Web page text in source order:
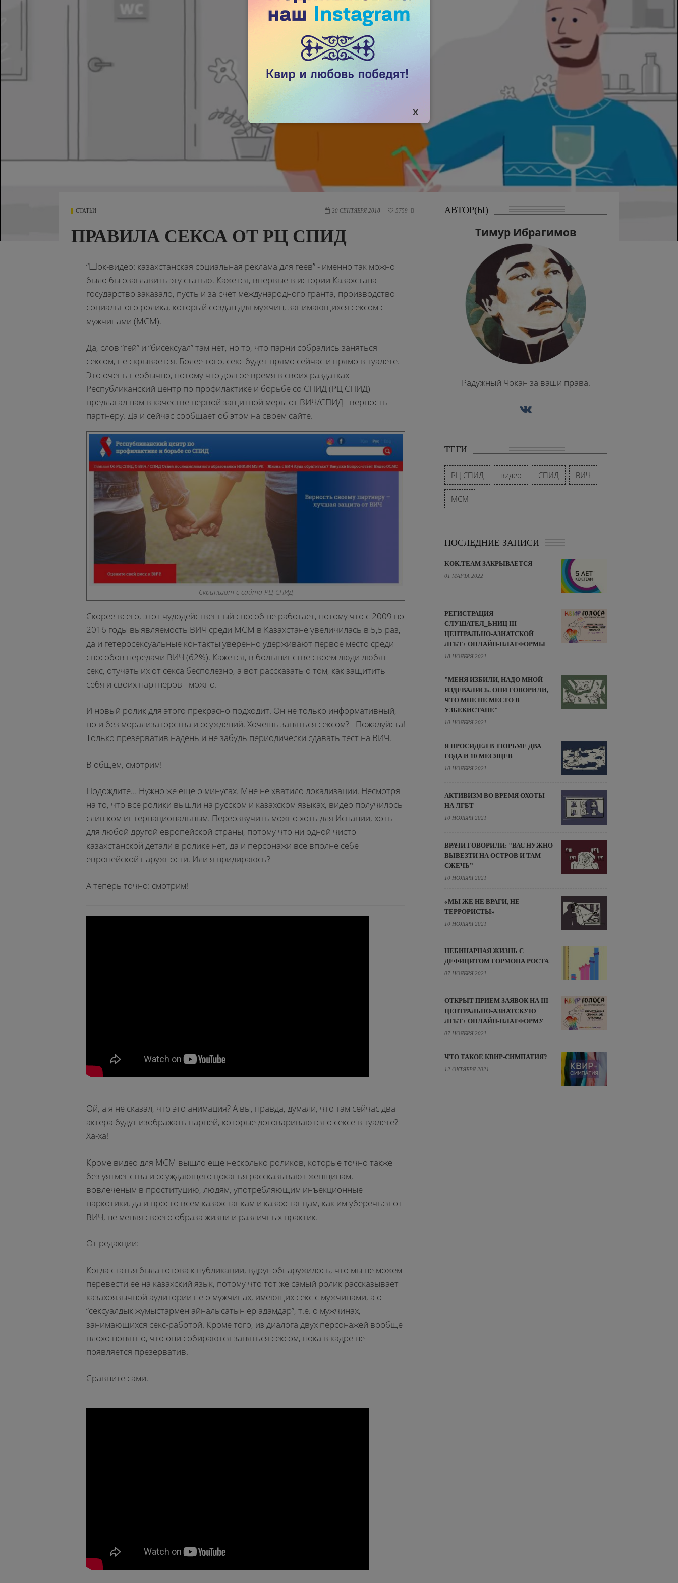
СТАТЬИ 20 СЕНТЯБРЯ 2018 5759 
ПРАВИЛА СЕКСА ОТ РЦ СПИД
“Шок-видео: казахстанская социальная реклама для геев” - именно так можно
было бы озаглавить эту статью. Кажется, впервые в истории Казахстана
государство заказало, пусть и за счет международного гранта, производство
социального ролика, который создан для мужчин, занимающихся сексом с
мужчинами (МСМ).
Да, слов “гей” и “бисексуал” там нет, но то, что парни собрались заняться
сексом, не скрывается. Более того, секс будет прямо сейчас и прямо в туалете.
Это очень необычно, потому что долгое время в своих раздатках
Республиканский центр по профилактике и борьбе со СПИД (РЦ СПИД)
предлагал нам в качестве первой защитной меры от ВИЧ/СПИД - верность
партнеру. Да и сейчас сообщает об этом на своем сайте.
Скриншот с сайта РЦ СПИД
Скорее всего, этот чудодейственный способ не работает, потому что с 2009 по
2016 годы выявляемость ВИЧ среди МСМ в Казахстане увеличилась в 5,5 раз,
да и гетеросексуальные контакты уверенно удерживают первое место среди
способов передачи ВИЧ (62%). Кажется, в большинстве своем люди любят
секс, отучать их от секса бесполезно, а вот рассказать о том, как защитить
себя и своих партнеров - можно.
И новый ролик для этого прекрасно подходит. Он не только информативный,
но и без морализаторства и осуждений. Хочешь заняться сексом? - Пожалуйста!
Только презерватив надень и не забудь периодически сдавать тест на ВИЧ.
В общем, смотрим!
Подождите… Нужно же еще о минусах. Мне не хватило локализации. Несмотря
на то, что все ролики вышли на русском и казахском языках, видео получилось
слишком интернациональным. Переозвучить можно хоть для Испании, хоть
для любой другой европейской страны, потому что ни одной чисто
казахстанской детали в ролике нет, да и персонажи все вполне себе
европейской наружности. Или я придираюсь?
А теперь точно: смотрим!
Ой, а я не сказал, что это анимация? А вы, правда, думали, что там сейчас два
актера будут изображать парней, которые договариваются о сексе в туалете?
Ха-ха!
Кроме видео для МСМ вышло еще несколько роликов, которые точно также
без уятменства и осуждающего цоканья рассказывают женщинам,
вовлеченым в проституцию, людям, употребляющим инъекционные
наркотики, да и просто всем казахстанкам и казахстанцам, как им уберечься от
ВИЧ, не меняя своего образа жизни и различных практик.
От редакции:
Когда статья была готова к публикации, вдруг обнаружилось, что мы не можем
перевести ее на казахский язык, потому что тот же самый ролик рассказывает
казахоязычной аудитории не о мужчинах, имеющих секс с мужчинами, а о
“сексуалдық жұмыстармен айналысатын ер адамдар”, т.е. о мужчинах,
занимающихся секс-работой. Кроме того, из диалога двух персонажей вообще
плохо понятно, что они собираются заняться сексом, пока в кадре не
появляется презерватив.
Сравните сами.
АВТОР(Ы)
Тимур Ибрагимов
Радужный Чокан за ваши права.
ТЕГИ
РЦ СПИД видео СПИД ВИЧ
МСМ
ПОСЛЕДНИЕ ЗАПИСИ
KOK.TEAM ЗАКРЫВАЕТСЯ
01 МАРТА 2022
РЕГИСТРАЦИЯ
СЛУШАТЕЛ_ЬНИЦ III
ЦЕНТРАЛЬНО-АЗИАТСКОЙ
ЛГБТ+ ОНЛАЙН-ПЛАТФОРМЫ
18 НОЯБРЯ 2021
"МЕНЯ ИЗБИЛИ, НАДО МНОЙ
ИЗДЕВАЛИСЬ. ОНИ ГОВОРИЛИ,
ЧТО МНЕ НЕ МЕСТО В
УЗБЕКИСТАНЕ"
10 НОЯБРЯ 2021
Я ПРОСИДЕЛ В ТЮРЬМЕ ДВА
ГОДА И 10 МЕСЯЦЕВ
10 НОЯБРЯ 2021
АКТИВИЗМ ВО ВРЕМЯ ОХОТЫ
НА ЛГБТ
10 НОЯБРЯ 2021
ВРАЧИ ГОВОРИЛИ: "ВАС НУЖНО
ВЫВЕЗТИ НА ОСТРОВ И ТАМ
СЖЕЧЬ”
10 НОЯБРЯ 2021
«МЫ ЖЕ НЕ ВРАГИ, НЕ
ТЕРРОРИСТЫ»
10 НОЯБРЯ 2021
НЕБИНАРНАЯ ЖИЗНЬ С
ДЕФИЦИТОМ ГОРМОНА РОСТА
07 НОЯБРЯ 2021
ОТКРЫТ ПРИЕМ ЗАЯВОК НА III
ЦЕНТРАЛЬНО-АЗИАТСКУЮ
ЛГБТ+ ОНЛАЙН-ПЛАТФОРМУ
07 НОЯБРЯ 2021
ЧТО ТАКОЕ КВИР-СИМПАТИЯ?
12 ОКТЯБРЯ 2021